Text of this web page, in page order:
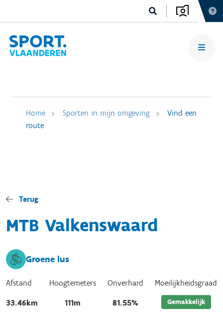
Home Sporten in mijn omgeving
Vind een
route
Terug
MTB Valkenswaard
Groene lus
Afstand
33.46km
Hoogtemeters
111m
Onverhard
81.55%
Moeilijkheidsgraad
Gemakkelijk